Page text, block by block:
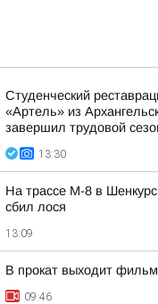
Студенческий
«Артель» из
завершил трудовой
13:30
На трассе М-8 в
сбил лося
13:09
В прокат выходит
09:46